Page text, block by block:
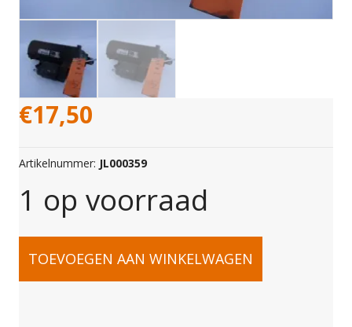
€17,50
Artikelnummer: JL000359
1 op voorraad
POLO
TOEVOEGEN AAN WINKELWAGEN